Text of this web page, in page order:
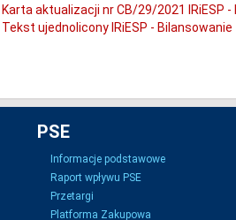
Karta aktualizacji nr CB/29/2021 IRiESP -
Tekst ujednolicony IRiESP - Bilansowanie
PSE
Informacje podstawowe
Raport wpływu PSE
Przetargi
Platforma Zakupowa